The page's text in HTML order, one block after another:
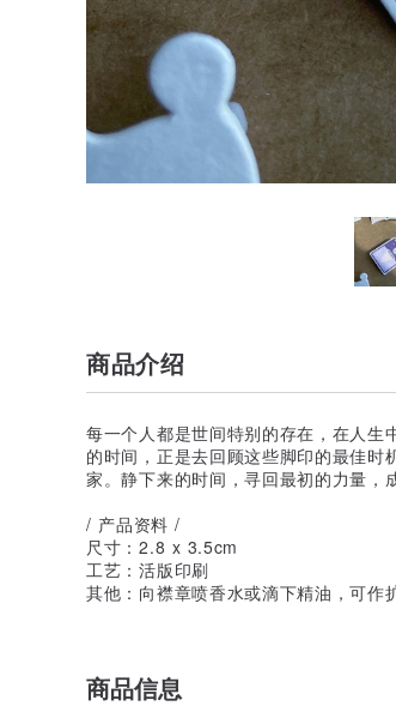
商品介绍
每一个人都是世间特别的存在，在人生
的时间，正是去回顾这些脚印的最佳
家。静下来的时间，寻回最初的力量，
/ 产品资料 /
尺寸：2.8 x 3.5cm
工艺：活版印刷
其他：向襟章喷香水或滴下精油，可作
商品信息